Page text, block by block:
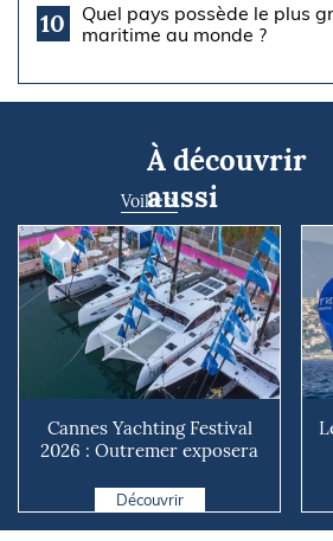
10
Quel pays possède le plus
maritime au monde ?
À découvrir
aussi
Voiliers
Cannes Yachting Festival
2026 : Outremer exposera
Découvrir